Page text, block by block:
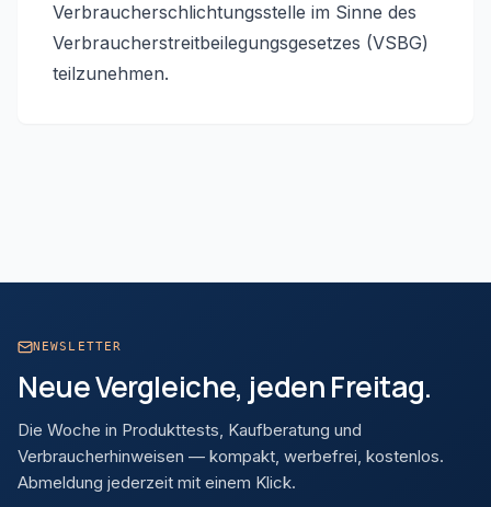
Verbraucherschlichtungsstelle im Sinne des
Verbraucherstreitbeilegungsgesetzes (VSBG)
teilzunehmen.
NEWSLETTER
Neue Vergleiche, jeden Freitag.
Die Woche in Produkttests, Kaufberatung und
Verbraucherhinweisen — kompakt, werbefrei, kostenlos.
Abmeldung jederzeit mit einem Klick.